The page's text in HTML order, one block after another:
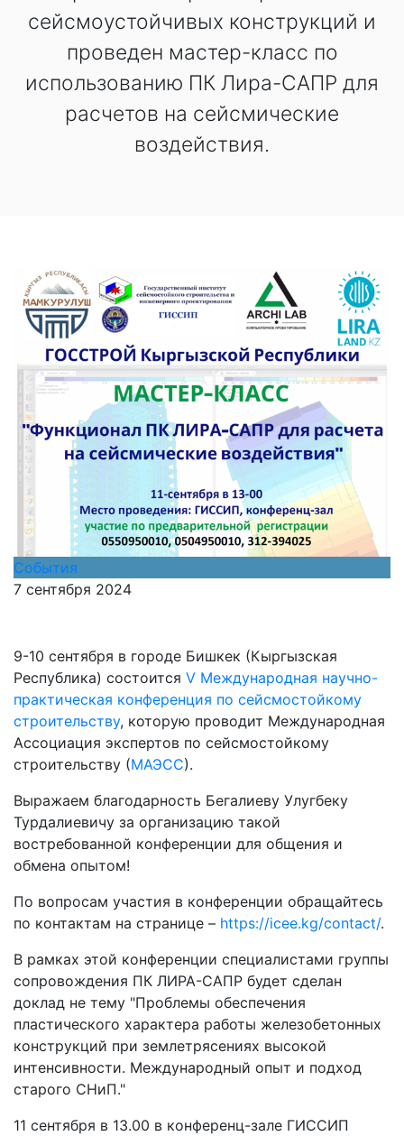
сейсмоустойчивых конструкций и
проведен мастер-класс по
использованию ПК Лира-САПР для
расчетов на сейсмические
воздействия.
События
7 сентября 2024
9-10 сентября в городе Бишкек (Кыргызская
Республика) состоится V Международная научно-
практическая конференция по сейсмостойкому
строительству, которую проводит Международная
Ассоциация экспертов по сейсмостойкому
строительству (МАЭСС).
Выражаем благодарность Бегалиеву Улугбеку
Турдалиевичу за организацию такой
востребованной конференции для общения и
обмена опытом!
По вопросам участия в конференции обращайтесь
по контактам на странице – https://icee.kg/contact/.
В рамках этой конференции специалистами группы
сопровождения ПК ЛИРА-САПР будет сделан
доклад не тему "Проблемы обеспечения
пластического характера работы железобетонных
конструкций при землетрясениях высокой
интенсивности. Международный опыт и подход
старого СНиП."
11 сентября в 13.00 в конференц-зале ГИССИП